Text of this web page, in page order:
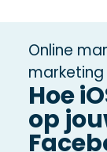
Online
marketing
Hoe
op